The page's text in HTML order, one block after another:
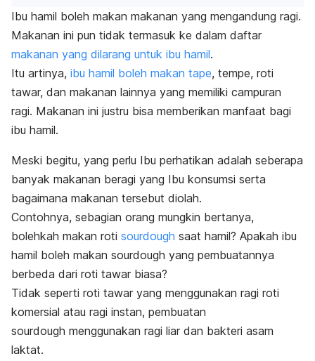
Ibu hamil boleh makan makanan yang mengandung ragi.
Makanan ini pun tidak termasuk ke dalam daftar
makanan yang dilarang untuk ibu hamil.
Itu artinya, ibu hamil boleh makan tape, tempe, roti
tawar, dan makanan lainnya yang memiliki campuran
ragi. Makanan ini justru bisa memberikan manfaat bagi
ibu hamil.
Meski begitu, yang perlu Ibu perhatikan adalah seberapa
banyak makanan beragi yang Ibu konsumsi serta
bagaimana makanan tersebut diolah.
Contohnya, sebagian orang mungkin bertanya,
bolehkah makan roti sourdough saat hamil? Apakah ibu
hamil boleh makan sourdough yang pembuatannya
berbeda dari roti tawar biasa?
Tidak seperti roti tawar yang menggunakan ragi roti
komersial atau ragi instan, pembuatan
sourdough menggunakan ragi liar dan bakteri asam
laktat.